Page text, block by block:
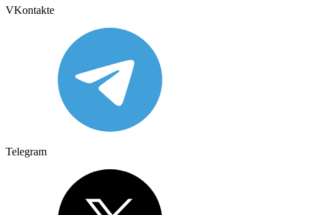
VKontakte
Telegram